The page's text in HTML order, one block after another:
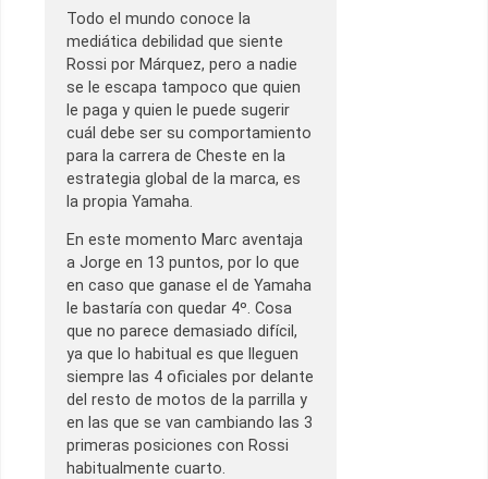
Todo el mundo conoce la
mediática debilidad que siente
Rossi por Márquez, pero a nadie
se le escapa tampoco que quien
le paga y quien le puede sugerir
cuál debe ser su comportamiento
para la carrera de Cheste en la
estrategia global de la marca, es
la propia Yamaha.
En este momento Marc aventaja
a Jorge en 13 puntos, por lo que
en caso que ganase el de Yamaha
le bastaría con quedar 4º. Cosa
que no parece demasiado difícil,
ya que lo habitual es que lleguen
siempre las 4 oficiales por delante
del resto de motos de la parrilla y
en las que se van cambiando las 3
primeras posiciones con Rossi
habitualmente cuarto.